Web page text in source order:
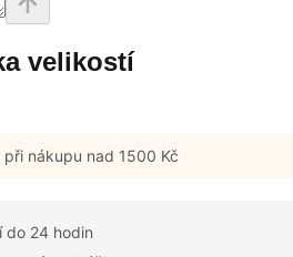
velikostí
při nákupu nad 1500 Kč
do 24 hodin